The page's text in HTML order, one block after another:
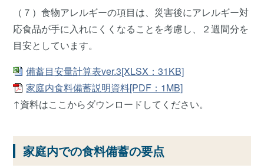
（７）食物アレルギーの項目は、災害後にアレルギー対
応食品が手に入れにくくなることを考慮し、２週間分を
目安としています。
備蓄目安量計算表ver.3[XLSX：31KB]
家庭内食料備蓄説明資料[PDF：1MB]
↑資料はここからダウンロードしてください。
家庭内での食料備蓄の要点